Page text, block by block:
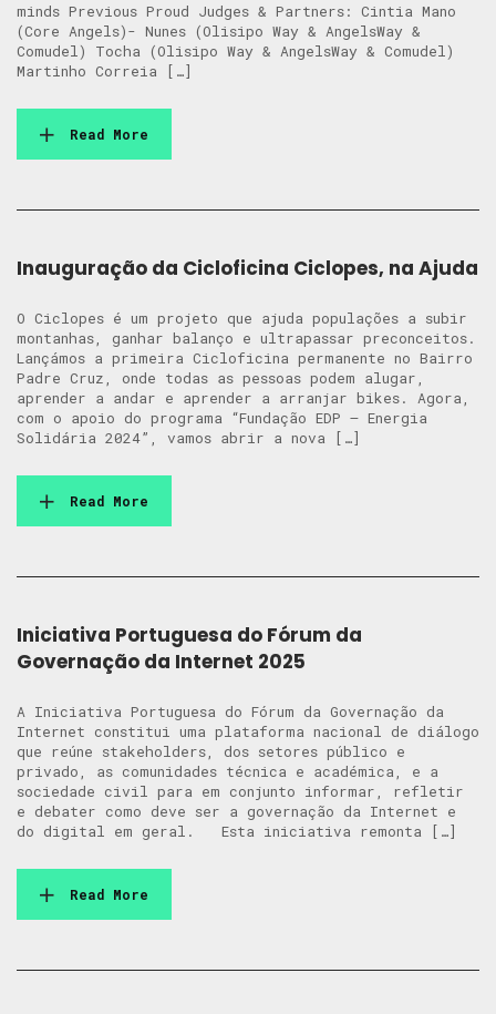
minds Previous Proud Judges & Partners: Cintia Mano
(Core Angels)- Nunes (Olisipo Way & AngelsWay &
Comudel) Tocha (Olisipo Way & AngelsWay & Comudel)
Martinho Correia […]
Read More
Inauguração da Cicloficina Ciclopes, na Ajuda
O Ciclopes é um projeto que ajuda populações a subir
montanhas, ganhar balanço e ultrapassar preconceitos.
Lançámos a primeira Cicloficina permanente no Bairro
Padre Cruz, onde todas as pessoas podem alugar,
aprender a andar e aprender a arranjar bikes. Agora,
com o apoio do programa “Fundação EDP – Energia
Solidária 2024”, vamos abrir a nova […]
Read More
Iniciativa Portuguesa do Fórum da
Governação da Internet 2025
A Iniciativa Portuguesa do Fórum da Governação da
Internet constitui uma plataforma nacional de diálogo
que reúne stakeholders, dos setores público e
privado, as comunidades técnica e académica, e a
sociedade civil para em conjunto informar, refletir
e debater como deve ser a governação da Internet e
do digital em geral. Esta iniciativa remonta […]
Read More